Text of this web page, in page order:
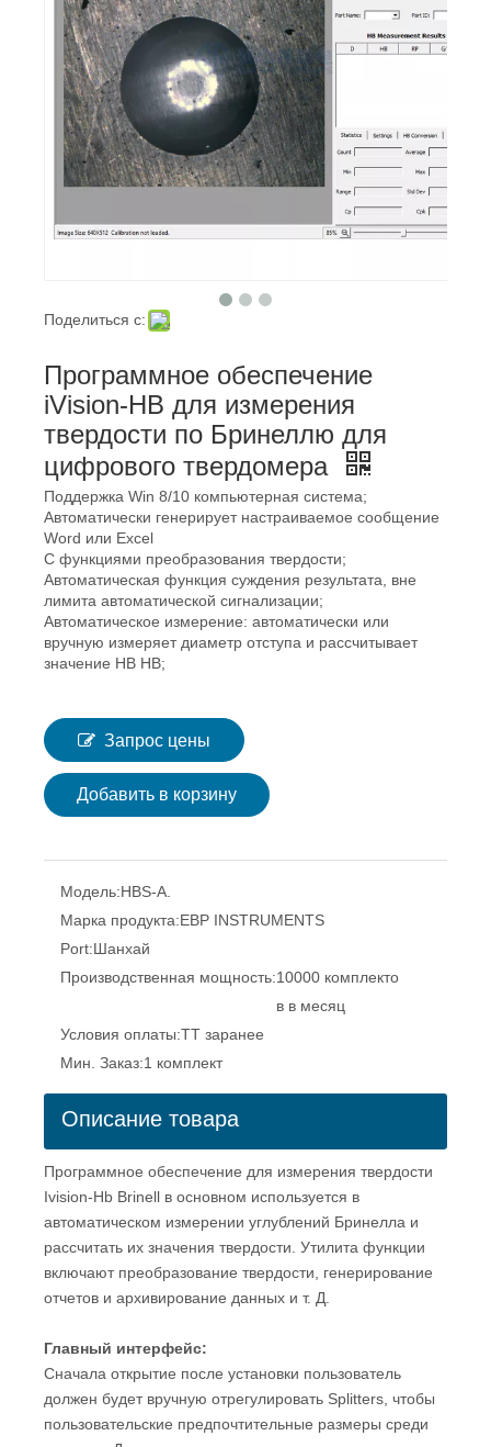
Поделиться с:
Программное обеспечение
iVision-HB для измерения
твердости по Бринеллю для
цифрового твердомера
Поддержка Win 8/10 компьютерная система;
Автоматически генерирует настраиваемое сообщение
Word или Excel
С функциями преобразования твердости;
Автоматическая функция суждения результата, вне
лимита автоматической сигнализации;
Автоматическое измерение: автоматически или
вручную измеряет диаметр отступа и рассчитывает
значение HB HB;
Запрос цены
Добавить в корзину
Модель:HBS-A.
Марка продукта:EBP INSTRUMENTS
Port:Шанхай
Производственная мощность:10000 комплекто
в в месяц
Условия оплаты:TT заранее
Мин. Заказ:1 комплект
Описание товара
Программное обеспечение для измерения твердости
Ivision-Hb Brinell в основном используется в
автоматическом измерении углублений Бринелла и
рассчитать их значения твердости. Утилита функции
включают преобразование твердости, генерирование
отчетов и архивирование данных и т. Д.
Главный интерфейс:
Сначала открытие после установки пользователь
должен будет вручную отрегулировать Splitters, чтобы
пользовательские предпочтительные размеры среди